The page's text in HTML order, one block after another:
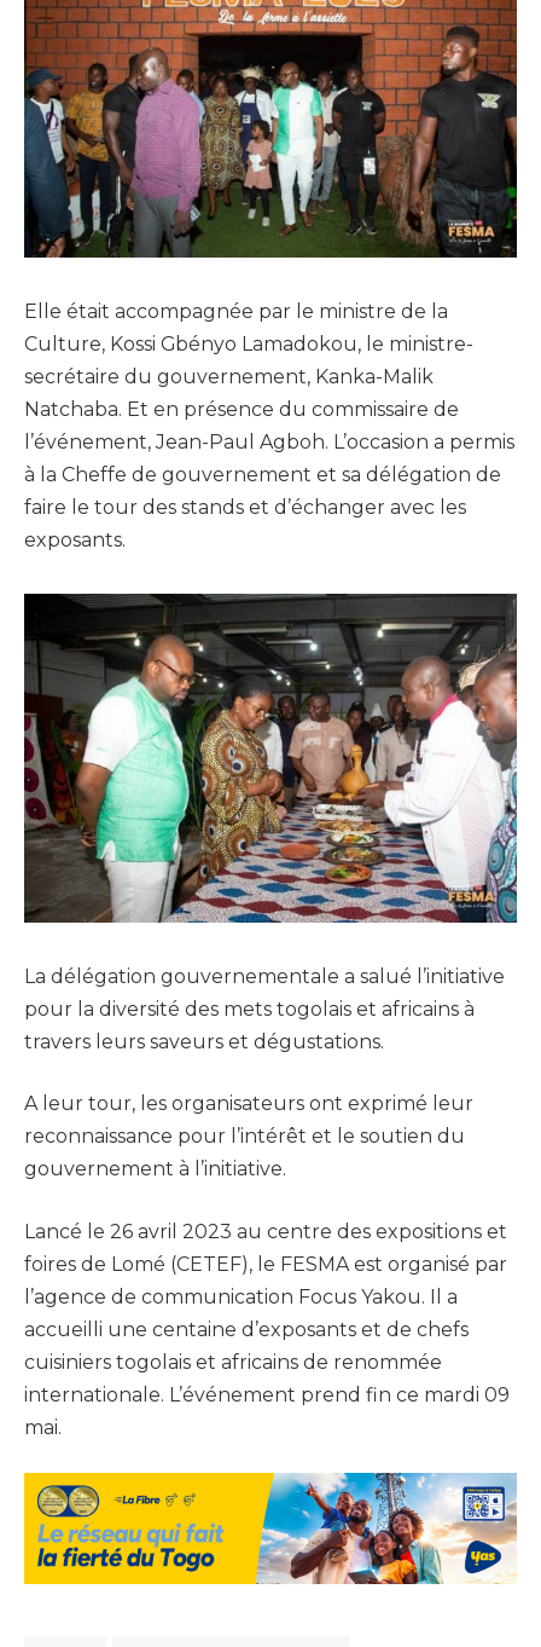
Elle était accompagnée par le ministre de la
Culture, Kossi Gbényo Lamadokou, le ministre-
secrétaire du gouvernement, Kanka-Malik
Natchaba. Et en présence du commissaire de
l’événement, Jean-Paul Agboh. L’occasion a permis
à la Cheffe de gouvernement et sa délégation de
faire le tour des stands et d’échanger avec les
exposants.
La délégation gouvernementale a salué l’initiative
pour la diversité des mets togolais et africains à
travers leurs saveurs et dégustations.
A leur tour, les organisateurs ont exprimé leur
reconnaissance pour l’intérêt et le soutien du
gouvernement à l’initiative.
Lancé le 26 avril 2023 au centre des expositions et
foires de Lomé (CETEF), le FESMA est organisé par
l’agence de communication Focus Yakou. Il a
accueilli une centaine d’exposants et de chefs
cuisiniers togolais et africains de renommée
internationale. L’événement prend fin ce mardi 09
mai.